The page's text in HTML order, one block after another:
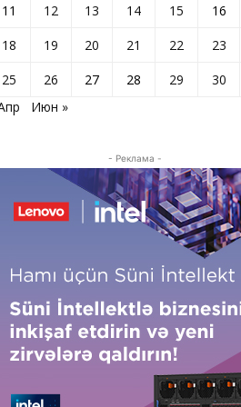
11 12 13 14 15 16
18
19 20 21 22 23
25
26 27 28 29 30
Июн »
- Реклама -